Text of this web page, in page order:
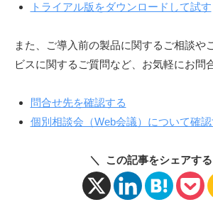
トライアル版をダウンロードして試す
また、ご導入前の製品に関するご相談や
ビスに関するご質問など、お気軽にお問
問合せ先を確認する
個別相談会（Web会議）について確認
＼ この記事をシェアす